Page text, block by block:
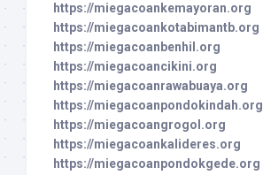
https://miegacoankemayoran.org
https://miegacoankotabimantb.org
https://miegacoanbenhil.org
https://miegacoancikini.org
https://miegacoanrawabuaya.org
https://miegacoanpondokindah.org
https://miegacoangrogol.org
https://miegacoankalideres.org
https://miegacoanpondokgede.org